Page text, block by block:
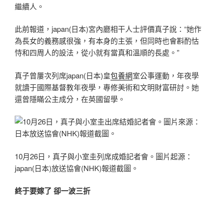
繼續人。
此前報道，japan(日本)宮內廳相干人士評價真子說：“她作
為長女的義務感很強，有本身的主張，但同時也會斟酌怙
恃和四周人的設法，從小就有當真和溫順的長處。”
真子曾屢次列席japan(日本)皇包養網室公事運動，年夜學
就讀于國際基督教年夜學，專修美術和文明財富研討。她
還曾隱瞞公主成分，在英國留學。
10月26日，真子與小室圭列席成婚記者會。圖片起源：
japan(日本)放送協會(NHK)報道截圖。
終于要嫁了 卻一波三折